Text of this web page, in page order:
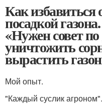
Как избавиться
посадкой
«Нужен совет
уничтожить
вырастить
Мой опыт.
"Каждый суслик агроном".